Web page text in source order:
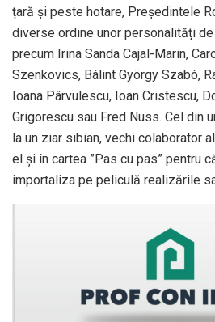
țară și peste hotare, Președintele
diverse ordine unor personalități
precum Irina Sanda Cajal-Marin,
Szenkovics, Bálint György Szabó,
Ioana Pârvulescu, Ioan Cristescu,
Grigorescu sau Fred Nuss. Cel din
la un ziar sibian, vechi colaborator
el și în cartea ”Pas cu pas” pentru
importaliza pe peliculă realizările